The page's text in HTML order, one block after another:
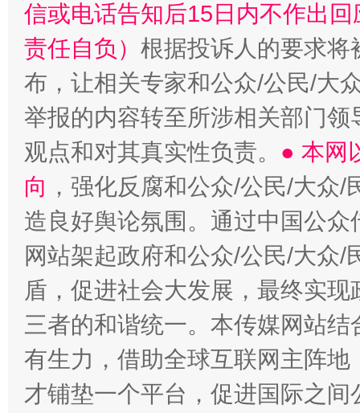
信或电话告知后15日内不作出
责任自负） 根据投诉人的要求将
布，让相关专家和公众/公民/大
举报的内容转至所涉相关部门
观点和对其真实性负责。 ● 本网
向 ，强化反腐和公众/公民/大众
造良好舆论氛围。通过中国公
网站架起政府和公众/公民/大众
盾，促进社会大发展，最终实
三者的和谐统一。本传媒网站
有生力，借助全球互联网主阵
才铺垫一个平台，促进国际之